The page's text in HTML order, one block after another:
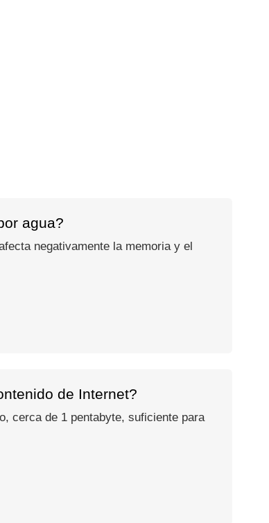
agua?
negativamente la memoria y el
de Internet?
cerca de 1 pentabyte, suficiente para